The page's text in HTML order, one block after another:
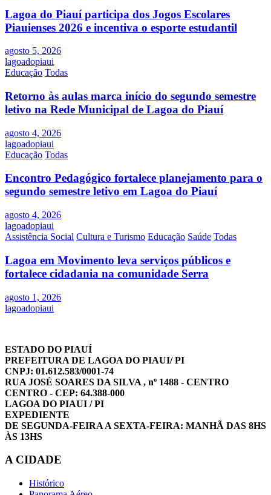
Lagoa do Piauí participa dos Jogos Escolares
Piauienses 2026 e incentiva o esporte estudantil
agosto 5, 2026
lagoadopiaui
Educação Todas
Retorno às aulas marca início do segundo semestre
letivo na Rede Municipal de Lagoa do Piauí
agosto 4, 2026
lagoadopiaui
Educação Todas
Encontro Pedagógico fortalece planejamento para o
segundo semestre letivo em Lagoa do Piauí
agosto 4, 2026
lagoadopiaui
Assistência Social Cultura e Turismo Educação Saúde Todas
Lagoa em Movimento leva serviços públicos e
fortalece cidadania na comunidade Serra
agosto 1, 2026
lagoadopiaui
ESTADO DO PIAUÍ
PREFEITURA DE LAGOA DO PIAUI/ PI
CNPJ: 01.612.583/0001-74
RUA JOSÉ SOARES DA SILVA , nº 1488 - CENTRO
CENTRO - CEP: 64.388-000
LAGOA DO PIAUI / PI
EXPEDIENTE
DE SEGUNDA-FEIRA A SEXTA-FEIRA: MANHÃ DAS 8HS
ÀS 13HS
A CIDADE
Histórico